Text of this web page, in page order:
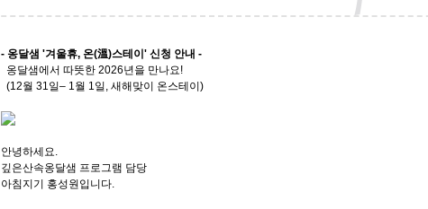
- 옹달샘 '겨울휴, 온(溫)스테이' 신청 안내 -
옹달샘에서 따뜻한 2026년을 만나요!
(12월 31일– 1월 1일, 새해맞이 온스테이)
안녕하세요.
깊은산속옹달샘 프로그램 담당
아침지기 홍성원입니다.